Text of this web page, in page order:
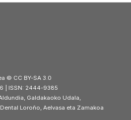
© CC BY-SA 3.0
| ISSN: 2444-9385
Galdakaoko Udala,
Loroño, Aelvasa eta Zamakoa